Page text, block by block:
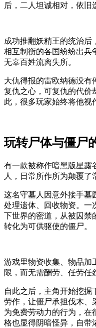
后，二人坦诚相对，依旧
成功推翻妖精王的统治后
相互制衡的各国纷纷出兵
无辜百姓流离失所。
大仇得报的雷欧纳德没有
复仇之心，可复仇的代价
此，很多玩家始终将他视
玩转尸体与僵尸
有一款被称作暗黑版星露
人，日常所作所为颠覆了
这名守墓人因意外接手墓
处理遗体、回收物资。一
下世界的密道，从被囚禁
转化为可供驱使的僵尸。
游戏里物资收集、物品加
限，而无需酬劳、任劳任
自此之后，主角开始挖掘
劳作，让僵尸承担伐木、
为免费劳动力的行为，在
格也显得阴暗怪异，自带